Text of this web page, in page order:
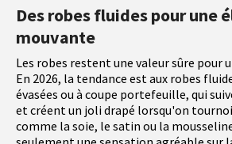
Des robes fluides pour une
mouvante
Les robes restent une valeur sûre pour
En 2026, la tendance est aux robes
évasées ou à coupe portefeuille, qui
et créent un joli drapé lorsqu'on
comme la soie, le satin ou la